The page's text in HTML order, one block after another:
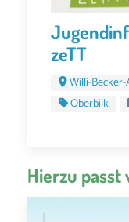
zeTT
Willi-Becker-
Oberbilk
Hierzu